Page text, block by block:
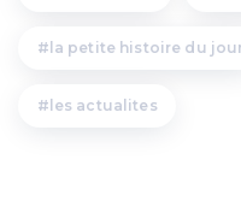
la petite histoire du
les actualites